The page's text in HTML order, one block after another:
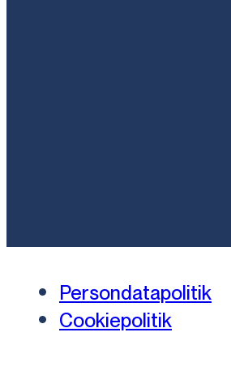
Persondatapolitik
Cookiepolitik